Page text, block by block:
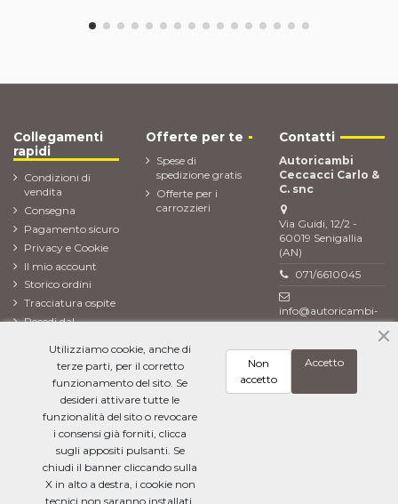
Collegamenti
rapidi
Condizioni di
vendita
Consegna
Pagamento sicuro
Privacy e Cookie
Il mio account
Storico ordini
Tracciatura ospite
Recedi dal
ordine)
Offerte per te
Spese di
spedizione gratis
Offerte per i
carrozzieri
Contatti
Autoricambi
Ceccacci Carlo &
C. snc
Via Guidi, 12/2 -
60019 Senigallia
(AN)
071/6610045
info@autoricambi-
ceccacci.it
Newsletter
Ho letto l'informativa sulla privacye accetto il trattamento dei miei dati
Utilizziamo cookie, anche di
terze parti, per il corretto
funzionamento del sito. Se
desideri attivare tutte le
funzionalità del sito o revocare
i consensi già forniti, clicca
sugli appositi pulsanti. Se
chiudi il banner cliccando sulla
X in alto a destra, i cookie non
tecnici non saranno installati.
Accetto
Non
accetto